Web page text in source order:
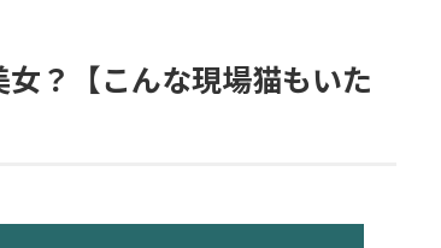
？【こんな現場猫もいた